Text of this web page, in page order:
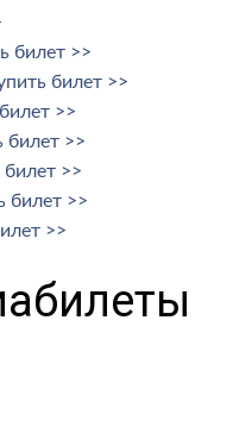
билет >>
билет >>
>>
билет >>
билет >>
билет >>
>>